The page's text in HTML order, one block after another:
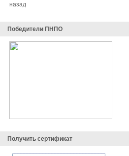
назад
Победители ПНПО
Получить сертификат